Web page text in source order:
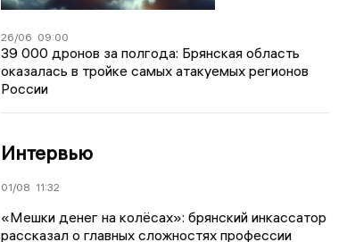
26/06 09:00
39 000 дронов за полгода: Брянская область
оказалась в тройке самых атакуемых регионов
России
Интервью
01/08 11:32
«Мешки денег на колёсах»: брянский инкассатор
рассказал о главных сложностях профессии